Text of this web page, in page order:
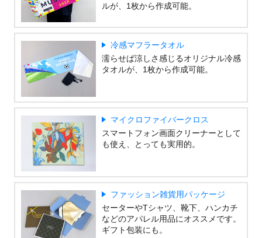
ルが、1枚から作成可能。
冷感マフラータオル
濡らせば涼しさ感じるオリジナル冷感
タオルが、1枚から作成可能。
マイクロファイバークロス
スマートフォン画面クリーナーとして
も使え、とっても実用的。
ファッション雑貨用パッケージ
セーターやTシャツ、靴下、ハンカチ
などのアパレル用品にオススメです。
ギフト包装にも。